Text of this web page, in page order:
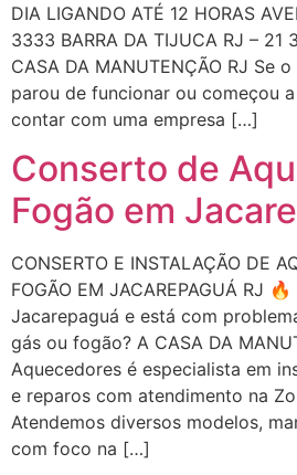
DIA LIGANDO ATÉ 12 HORAS
3333 BARRA DA TIJUCA RJ – 21
CASA DA MANUTENÇÃO RJ Se
parou de funcionar ou começou
contar com uma empresa […]
Conserto de
Fogão em
CONSERTO E INSTALAÇÃO DE
FOGÃO EM JACAREPAGUÁ RJ
Jacarepaguá e está com
gás ou fogão? A CASA DA
Aquecedores é especialista em
e reparos com atendimento na
Atendemos diversos modelos,
com foco na […]